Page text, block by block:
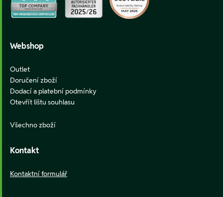
Webshop
Outlet
Doručení zboží
Dodací a platební podmínky
Otevřít lištu souhlasu
Všechno zboží
Kontakt
Kontaktní formulář